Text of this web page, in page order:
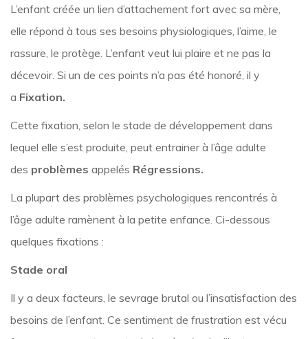
L’enfant créée un lien d’attachement fort avec sa mère,
elle répond à tous ses besoins physiologiques, l’aime, le
rassure, le protège. L’enfant veut lui plaire et ne pas la
décevoir. Si un de ces points n’a pas été honoré, il y
a Fixation.
Cette fixation, selon le stade de développement dans
lequel elle s’est produite, peut entrainer à l’âge adulte
des problèmes appelés Régressions.
La plupart des problèmes psychologiques rencontrés à
l’âge adulte ramènent à la petite enfance. Ci-dessous
quelques fixations :
Stade oral
Il y a deux facteurs, le sevrage brutal ou l’insatisfaction des
besoins de l’enfant. Ce sentiment de frustration est vécu